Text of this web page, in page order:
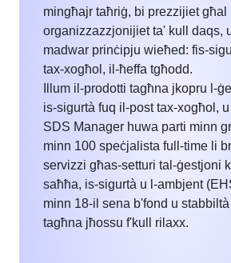
mingħajr taħriġ, bi prezzijiet għal
organizzazzjonijiet ta' kull daqs,
madwar prinċipju wieħed: fis-
tax-xogħol, il-ħeffa tgħodd.
Illum il-prodotti tagħna jkopru l-
is-sigurtà fuq il-post tax-xogħol,
SDS Manager huwa parti minn
minn 100 speċjalista full-time li
servizzi għas-setturi tal-ġestjoni
saħħa, is-sigurtà u l-ambjent
minn 18-il sena b'fond u
tagħna jħossu f'kull rilaxx.